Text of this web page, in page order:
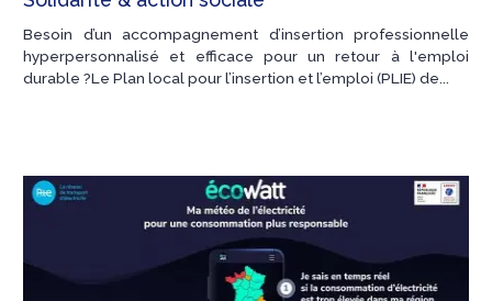
Besoin d’un accompagnement d’insertion professionnelle
hyperpersonnalisé et efficace pour un retour à l'emploi
durable ?Le Plan local pour l’insertion et l’emploi (PLIE) de...